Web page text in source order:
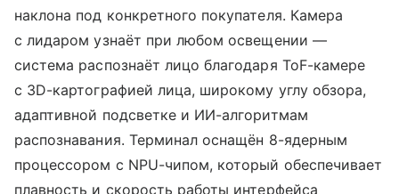
наклона под конкретного покупателя. Камера
с лидаром узнаёт при любом освещении —
система распознаёт лицо благодаря ToF-камере
с 3D-картографией лица, широкому углу обзора,
адаптивной подсветке и ИИ-алгоритмам
распознавания. Терминал оснащён 8-ядерным
процессором с NPU-чипом, который обеспечивает
плавность и скорость работы интерфейса